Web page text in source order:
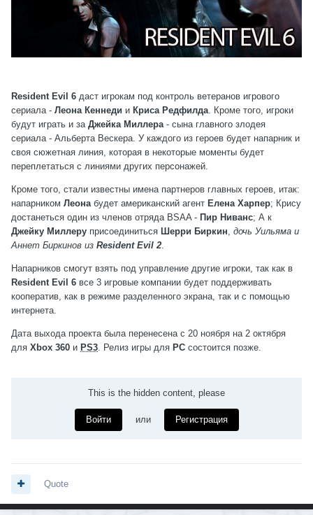
Resident Evil 6 даст игрокам под контроль ветеранов игрового
сериала - Леона Кеннеди и Криса Редфилда . Кроме того, игроки
будут играть и за Джейка Миллера - сына главного злодея
сериала - Альберта Вескера. У каждого из героев будет напарник и
своя сюжетная линия, которая в некоторые моменты будет
переплетаться с линиями других персонажей.
Кроме того, стали известны имена партнеров главных героев, итак:
напарником Леона будет американский агент Елена Харпер; Крису
достанеться один из членов отряда BSAA - Пир Ниванс; А к
Джейку Миллеру присоединиться Шерри Биркин дочь Уильяма и
Аннет Биркинов из Resident Evil 2
Напарников смогут взять под управление другие игроки, так как в
Resident Evil 6 все 3 игровые компании будет поддерживать
кооператив, как в режиме разделенного экрана, так и с помощью
интернета.
Дата выхода проекта была перенесена с 20 ноября на 2 октября
для Xbox 360 и PS3 . Релиз игры для РС состоится позже.
This is the hidden content, please
Войти или Регистрация
Quote